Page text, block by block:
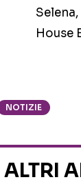
House
NOTIZIE
ALTRI